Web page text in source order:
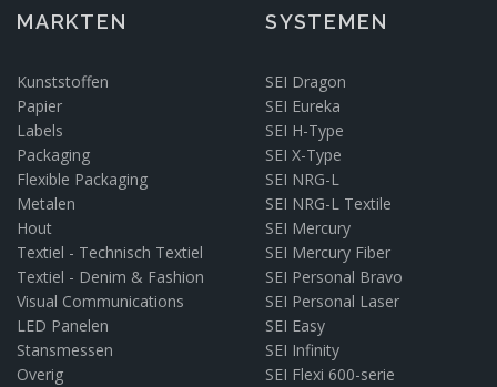
MARKTEN
Kunststoffen
Papier
Labels
Packaging
Flexible Packaging
Metalen
Hout
Textiel - Technisch Textiel
Textiel - Denim & Fashion
Visual Communications
LED Panelen
Stansmessen
Overig
SYSTEMEN
SEI Dragon
SEI Eureka
SEI H-Type
SEI X-Type
SEI NRG-L
SEI NRG-L Textile
SEI Mercury
SEI Mercury Fiber
SEI Personal Bravo
SEI Personal Laser
SEI Easy
SEI Infinity
SEI Flexi 600-serie